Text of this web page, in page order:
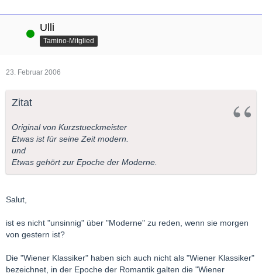
Online Ulli
Tamino-Mitglied
23. Februar 2006
Zitat
Original von Kurzstueckmeister
Etwas ist für seine Zeit modern.
und
Etwas gehört zur Epoche der Moderne.
Salut,
ist es nicht "unsinnig" über "Moderne" zu reden, wenn sie morgen
von gestern ist?
Die "Wiener Klassiker" haben sich auch nicht als "Wiener Klassiker"
bezeichnet, in der Epoche der Romantik galten die "Wiener